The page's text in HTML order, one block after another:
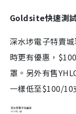
Goldsite快速測
深水埗電子特賣
時更有優惠，
罩。另外有售
一樣低至$100/10